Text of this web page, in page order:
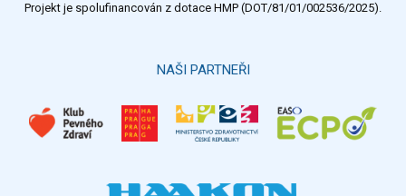
Projekt je spolufinancován z dotace HMP (DOT/81/01/002536/2025).
NAŠI PARTNEŘI